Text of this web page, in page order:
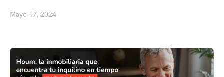
Mayo 17, 2024